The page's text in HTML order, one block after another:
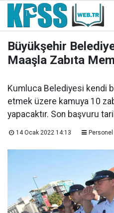
Büyükşehir
Maaşla Zabıta
Kumluca Belediyesi kendi
etmek üzere kamuya 10
yapacaktır. Son başvuru
14 Ocak 2022 14:13 Personel